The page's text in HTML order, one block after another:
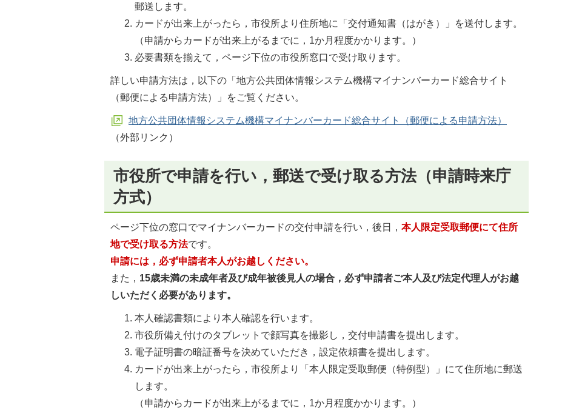
郵送します。
カードが出来上がったら，市役所より住所地に「交付通知書（はがき）」を送付します。
（申請からカードが出来上がるまでに，1か月程度かかります。）
必要書類を揃えて，ページ下位の市役所窓口で受け取ります。
詳しい申請方法は，以下の「地方公共団体情報システム機構マイナンバーカード総合サイト
（郵便による申請方法）」をご覧ください。
地方公共団体情報システム機構マイナンバーカード総合サイト（郵便による申請方法）
（外部リンク）
市役所で申請を行い，郵送で受け取る方法（申請時来庁
方式）
ページ下位の窓口でマイナンバーカードの交付申請を行い，後日， 本人限定受取郵便にて住所
地で受け取る方法です。
申請には，必ず申請者本人がお越しください。
また， 15歳未満の未成年者及び成年被後見人の場合，必ず申請者ご本人及び法定代理人がお越
しいただく必要があります。
本人確認書類により本人確認を行います。
市役所備え付けのタブレットで顔写真を撮影し，交付申請書を提出します。
電子証明書の暗証番号を決めていただき，設定依頼書を提出します。
カードが出来上がったら，市役所より「本人限定受取郵便（特例型）」にて住所地に郵送
します。
（申請からカードが出来上がるまでに，1か月程度かかります。）